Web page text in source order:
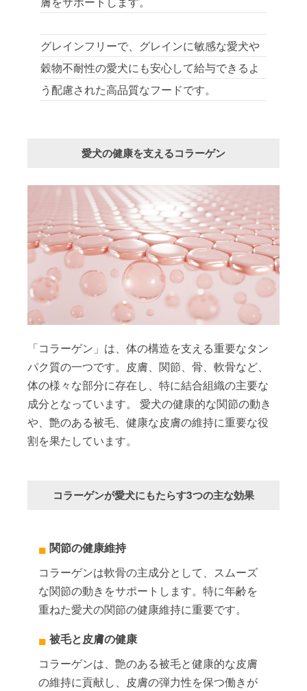
グレインフリーで、グレインに敏感な愛犬や
穀物不耐性の愛犬にも安心して給与できるよ
う配慮された高品質なフードです。
愛犬の健康を支えるコラーゲン
「コラーゲン」は、体の構造を支える重要なタン
パク質の一つです。皮膚、関節、骨、軟骨など、
体の様々な部分に存在し、特に結合組織の主要な
成分となっています。 愛犬の健康的な関節の動き
や、艶のある被毛、健康な皮膚の維持に重要な役
割を果たしています。
コラーゲンが愛犬にもたらす3つの主な効果
関節の健康維持
コラーゲンは軟骨の主成分として、スムーズ
な関節の動きをサポートします。特に年齢を
重ねた愛犬の関節の健康維持に重要です。
被毛と皮膚の健康
コラーゲンは、艶のある被毛と健康的な皮膚
の維持に貢献し、皮膚の弾力性を保つ働きが